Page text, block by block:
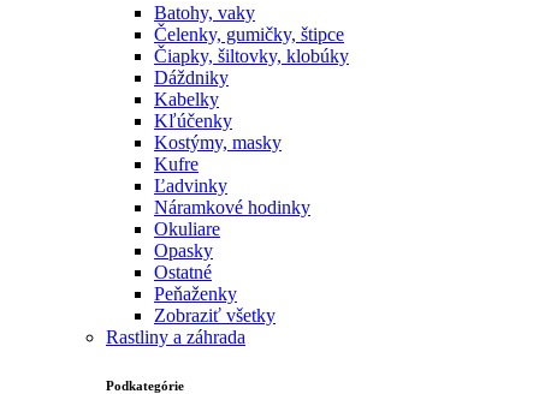
Batohy, vaky
Čelenky, gumičky, štipce
Čiapky, šiltovky, klobúky
Dáždniky
Kabelky
Kľúčenky
Kostýmy, masky
Kufre
Ľadvinky
Náramkové hodinky
Okuliare
Opasky
Ostatné
Peňaženky
Zobraziť všetky
Rastliny a záhrada
Podkategórie